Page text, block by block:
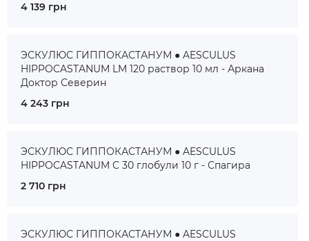
4 139 грн
ЭСКУЛЮС ГИППОКАСТАНУМ ● AESCULUS
HIPPOCASTANUM LM 120 раствор 10 мл - Аркана
Доктор Северин
4 243 грн
ЭСКУЛЮС ГИППОКАСТАНУМ ● AESCULUS
HIPPOCASTANUM C 30 глобули 10 г - Спагира
2 710 грн
ЭСКУЛЮС ГИППОКАСТАНУМ ● AESCULUS